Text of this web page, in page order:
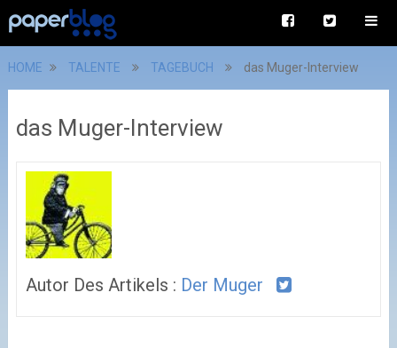
HOME TALENTE TAGEBUCH das Muger-Interview
das Muger-Interview
Autor Des Artikels : Der Muger